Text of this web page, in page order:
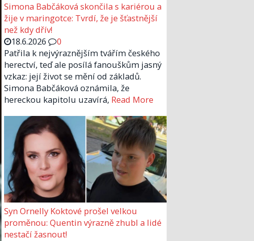
Simona Babčáková skončila s kariérou a
žije v maringotce: Tvrdí, že je šťastnější
než kdy dřív!
18.6.2026
0
Patřila k nejvýraznějším tvářím českého
herectví, teď ale posílá fanouškům jasný
vzkaz: její život se mění od základů.
Simona Babčáková oznámila, že
hereckou kapitolu uzavírá, Read More
Syn Ornelly Koktové prošel velkou
proměnou: Quentin výrazně zhubl a lidé
nestačí žasnout!